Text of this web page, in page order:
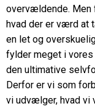
overvældende. Men
hvad der er værd at
en let og
fylder meget i vores
den ultimative
Derfor er vi som
vi udvælger, hvad vi